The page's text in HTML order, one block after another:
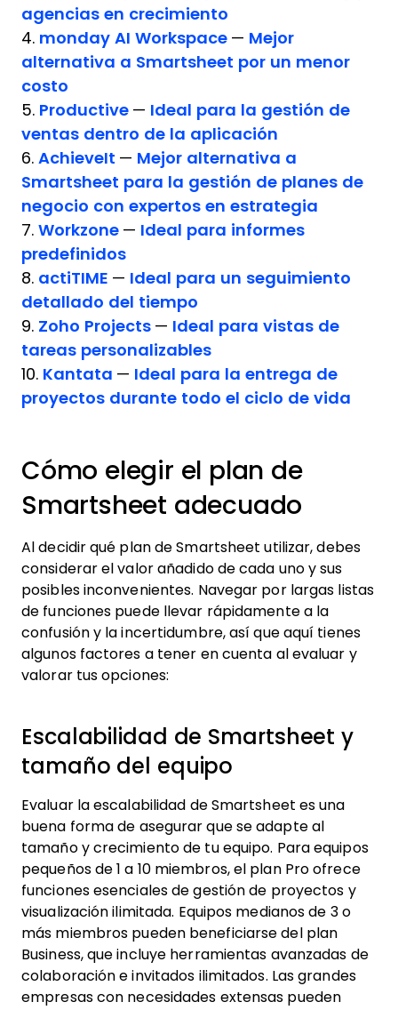
agencias en crecimiento
4. monday AI Workspace — Mejor
alternativa a Smartsheet por un menor
costo
5. Productive — Ideal para la gestión de
ventas dentro de la aplicación
6. AchieveIt — Mejor alternativa a
Smartsheet para la gestión de planes de
negocio con expertos en estrategia
7. Workzone — Ideal para informes
predefinidos
8. actiTIME — Ideal para un seguimiento
detallado del tiempo
9. Zoho Projects — Ideal para vistas de
tareas personalizables
10. Kantata — Ideal para la entrega de
proyectos durante todo el ciclo de vida
Cómo elegir el plan de
Smartsheet adecuado
Al decidir qué plan de Smartsheet utilizar, debes
considerar el valor añadido de cada uno y sus
posibles inconvenientes. Navegar por largas listas
de funciones puede llevar rápidamente a la
confusión y la incertidumbre, así que aquí tienes
algunos factores a tener en cuenta al evaluar y
valorar tus opciones:
Escalabilidad de Smartsheet y
tamaño del equipo
Evaluar la escalabilidad de Smartsheet es una
buena forma de asegurar que se adapte al
tamaño y crecimiento de tu equipo. Para equipos
pequeños de 1 a 10 miembros, el plan Pro ofrece
funciones esenciales de gestión de proyectos y
visualización ilimitada. Equipos medianos de 3 o
más miembros pueden beneficiarse del plan
Business, que incluye herramientas avanzadas de
colaboración e invitados ilimitados. Las grandes
empresas con necesidades extensas pueden